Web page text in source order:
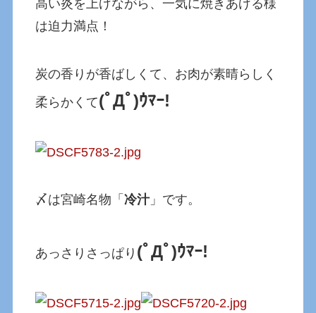
高い炎を上げながら、一気に焼きあげる様
は迫力満点！
炭の香りが香ばしくて、お肉が素晴らしく
柔らかくて(ﾟДﾟ)ｳﾏｰ!
〆は宮崎名物「冷汁」です。
あっさりさっぱり (ﾟДﾟ)ｳﾏｰ!